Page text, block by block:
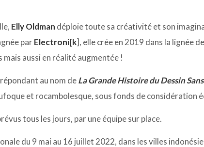
Elly Oldman déploie toute sa créativité et son
parElectroni[k], elle crée en 2019 dans la lignée
aussi en réalité augmentée !
au nom deLa Grande Histoire du Dessin
et rocambolesque, sous fonds de considération
tous les jours, par une équipe sur place.
du 9 mai au 16 juillet 2022, dans les villes